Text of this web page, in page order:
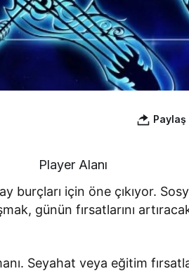
Paylaş
Player Alanı
burçları için öne çıkıyor.
günün fırsatlarını
Seyahat veya eğitim